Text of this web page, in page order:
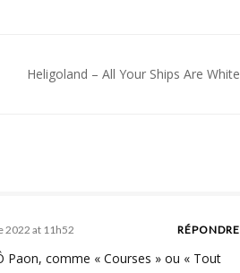
Heligoland – All Your Ships Are White
2022 at 11h52 RÉPONDRE
comme « Courses » ou « Tout